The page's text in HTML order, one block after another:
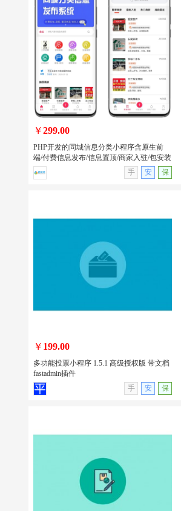
PHP开发的美团代付/16合一代付系统/电
商平台代付款系统源码/支持易支付和官
无演示
PHP开发的同城信息分类小程序含原生
前端/付费信息发布/信息置顶/商家入驻/
无演示
￥299.00
PHP开发的同城信息分类小程序含原生前
端/付费信息发布/信息置顶/商家入驻/包安装
手
安 保
多功能投票小程序 1.5.1 高级授权版 带
文档 fastadmin插件
￥ 199.00
多功能投票小程序 1.5.1 高级授权版 带文档
fastadmin插件
手
安 保